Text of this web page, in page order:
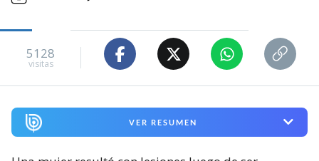
5128
visitas
VER RESUMEN